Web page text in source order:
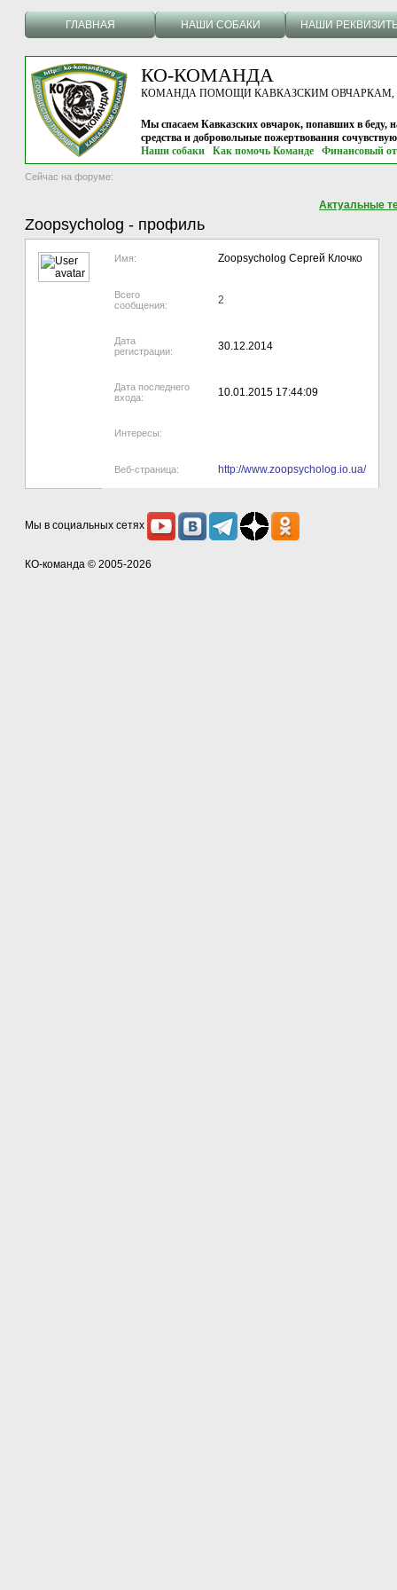
ГЛАВНАЯ НАШИ СОБАКИ НАШИ
КО-КОМАНДА
КОМАНДА ПОМОЩИ КАВКАЗСКИМ ОВЧАРКАМ, г.
Мы спасаем Кавказских овчарок, попавших в беду,
средства и добровольные пожертвования
Наши собаки
Как помочь Команде Финансовый
Сейчас на форуме:
Актуальные
Zoopsycholog - профиль
Имя: Zoopsycholog Сергей Клочко
Всего
сообщения:
2
Дата
регистрации:
30.12.2014
Дата последнего
входа:
10.01.2015 17:44:09
Интересы:
Веб-страница: http://www.zoopsycholog.io.ua/
Мы в социальных сетях
КО-команда © 2005-2026